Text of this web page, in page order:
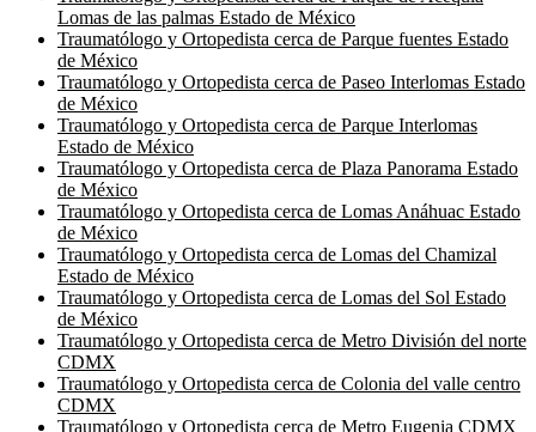
Lomas de las palmas Estado de México
Traumatólogo y Ortopedista cerca de Parque fuentes Estado
de México
Traumatólogo y Ortopedista cerca de Paseo Interlomas Estado
de México
Traumatólogo y Ortopedista cerca de Parque Interlomas
Estado de México
Traumatólogo y Ortopedista cerca de Plaza Panorama Estado
de México
Traumatólogo y Ortopedista cerca de Lomas Anáhuac Estado
de México
Traumatólogo y Ortopedista cerca de Lomas del Chamizal
Estado de México
Traumatólogo y Ortopedista cerca de Lomas del Sol Estado
de México
Traumatólogo y Ortopedista cerca de Metro División del norte
CDMX
Traumatólogo y Ortopedista cerca de Colonia del valle centro
CDMX
Traumatólogo y Ortopedista cerca de Metro Eugenia CDMX